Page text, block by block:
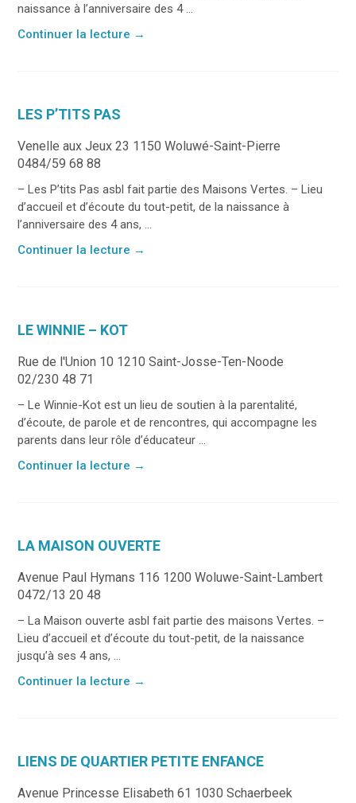
naissance à l’anniversaire des 4 ...
Continuer la lecture →
LES P’TITS PAS
Venelle aux Jeux 23 1150 Woluwé-Saint-Pierre
0484/59 68 88
– Les P’tits Pas asbl fait partie des Maisons Vertes. – Lieu
d’accueil et d’écoute du tout-petit, de la naissance à
l’anniversaire des 4 ans, ...
Continuer la lecture →
LE WINNIE – KOT
Rue de l'Union 10 1210 Saint-Josse-Ten-Noode
02/230 48 71
– Le Winnie-Kot est un lieu de soutien à la parentalité,
d’écoute, de parole et de rencontres, qui accompagne les
parents dans leur rôle d’éducateur ...
Continuer la lecture →
LA MAISON OUVERTE
Avenue Paul Hymans 116 1200 Woluwe-Saint-Lambert
0472/13 20 48
– La Maison ouverte asbl fait partie des maisons Vertes. –
Lieu d’accueil et d’écoute du tout-petit, de la naissance
jusqu’à ses 4 ans, ...
Continuer la lecture →
LIENS DE QUARTIER PETITE ENFANCE
Avenue Princesse Elisabeth 61 1030 Schaerbeek